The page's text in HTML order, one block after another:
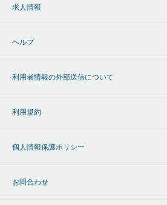
求人情報
ヘルプ
利用者情報の外部送信について
利用規約
個人情報保護ポリシー
お問合わせ